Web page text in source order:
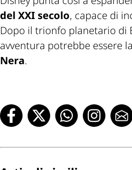
del XXI secolo, capace di
Dopo il trionfo planetario di
avventura potrebbe essere
Nera.